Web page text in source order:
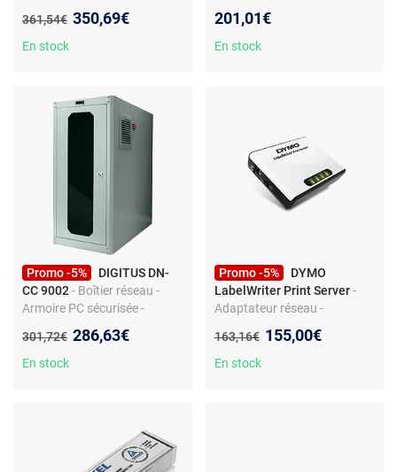
Ancien prix :
361,54€ Nouveau prix :
350,69€
En stock
201,01€
En stock
Promo -5%
DIGITUS DN-
CC 9002- Boîtier réseau -
Armoire PC sécurisée -
255 x 600 mm
Ancien prix :
301,72€ Nouveau prix :
286,63€
En stock
Promo -5%
DYMO
LabelWriter Print Server -
Adaptateur réseau -
étiqueteuses
Ancien prix :
163,16€ Nouveau prix :
155,00€
En stock